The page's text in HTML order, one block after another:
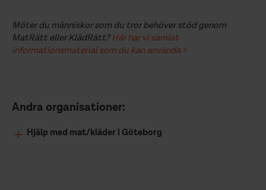
Möter du människor som du tror behöver stöd genom
MatRätt eller KlädRätt? Här har vi samlat
informationsmaterial som du kan använda >
Andra organisationer:
Hjälp med mat/kläder i Göteborg